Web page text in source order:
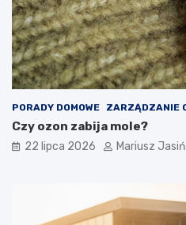
PORADY DOMOWE ZARZĄDZANIE
Czy ozon zabija mole?
22 lipca 2026 Mariusz